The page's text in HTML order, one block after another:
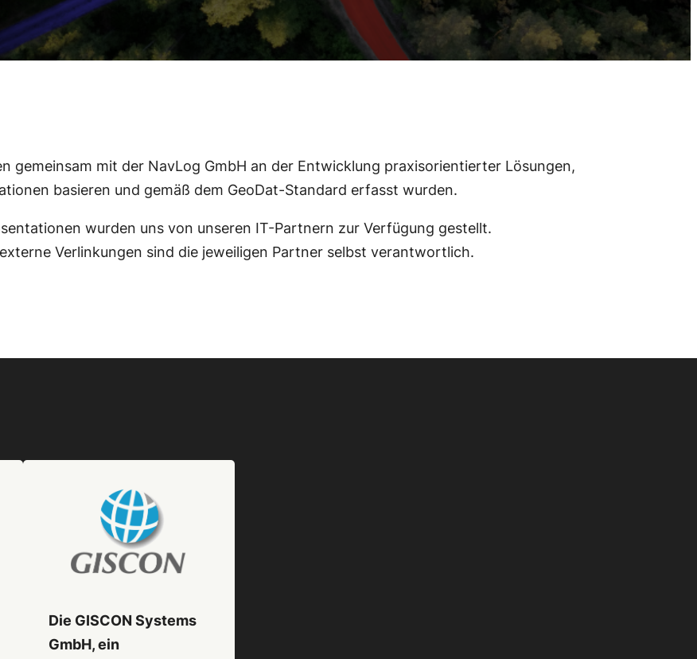
gemeinsam mit der NavLog GmbH an der Entwicklung praxisorientierter Lösungen,
basieren und gemäß dem GeoDat-Standard erfasst wurden.
wurden uns von unseren IT-Partnern zur Verfügung gestellt.
Verlinkungen sind die jeweiligen Partner selbst verantwortlich.
Die GISCON Systems
GmbH, ein